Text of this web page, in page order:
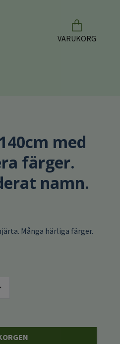
VARUKORG
med
färger.
namn.
Många härliga färger.